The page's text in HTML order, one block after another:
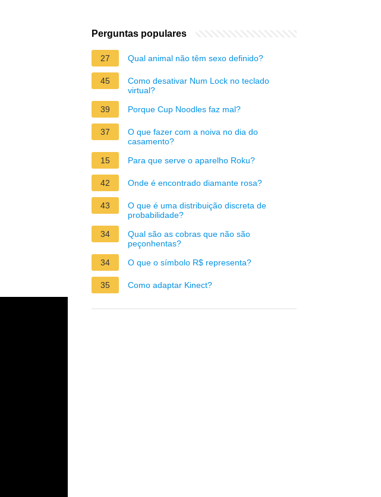
Perguntas populares
27 Qual animal não têm sexo definido?
45
Como desativar Num Lock no teclado
virtual?
39
Porque Cup Noodles faz mal?
37
O que fazer com a noiva no dia do
casamento?
15
Para que serve o aparelho Roku?
42 Onde é encontrado diamante rosa?
43
O que é uma distribuição discreta de
probabilidade?
34
Qual são as cobras que não são
peçonhentas?
34
O que o símbolo R$ representa?
35 Como adaptar Kinect?